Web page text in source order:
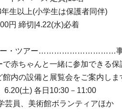
生以上(小学生は保護者同伴)
円 締切|4.22(水)必着
ー・ツアー…………………………事
で赤ちゃんと一緒に参加できる保
館内の設備と展覧会をご案内し
6.20(土) 各日10:30－11:00
芸員、美術館ボランティアほか